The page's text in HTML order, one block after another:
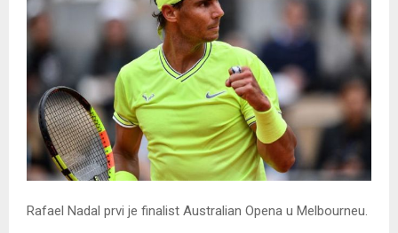
Rafael Nadal prvi je finalist Australian Opena u Melbourneu.